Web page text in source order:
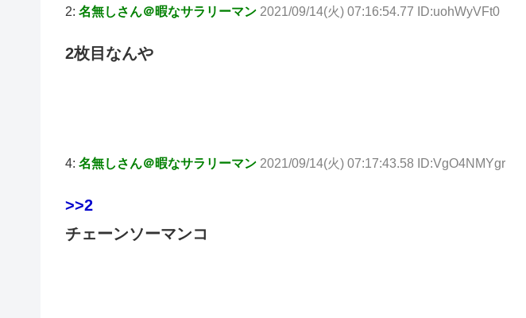
2: 名無しさん＠暇なサラリーマン 2021/09/14(火) 07:16:54.77 ID:uohWyVFt0
2枚目なんや
4: 名無しさん＠暇なサラリーマン 2021/09/14(火) 07:17:43.58 ID:VgO4NMYgr
>>2
チェーンソーマンコ